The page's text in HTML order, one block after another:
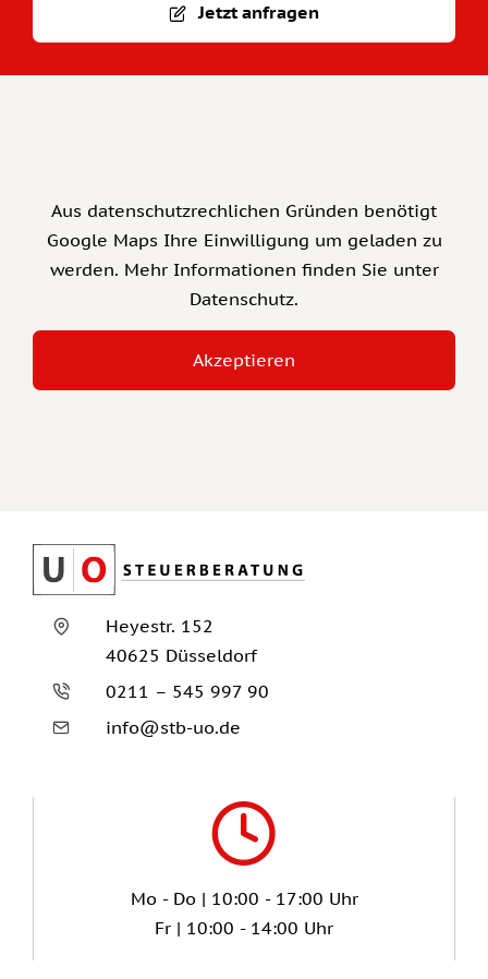
Jetzt anfragen
Aus datenschutzrechlichen Gründen benötigt
Google Maps Ihre Einwilligung um geladen zu
werden. Mehr Informationen finden Sie unter
Datenschutz.
Akzeptieren
Heyestr. 152
40625 Düsseldorf
0211 – 545 997 90
info@stb-uo.de
Mo - Do | 10:00 - 17:00 Uhr
Fr | 10:00 - 14:00 Uhr